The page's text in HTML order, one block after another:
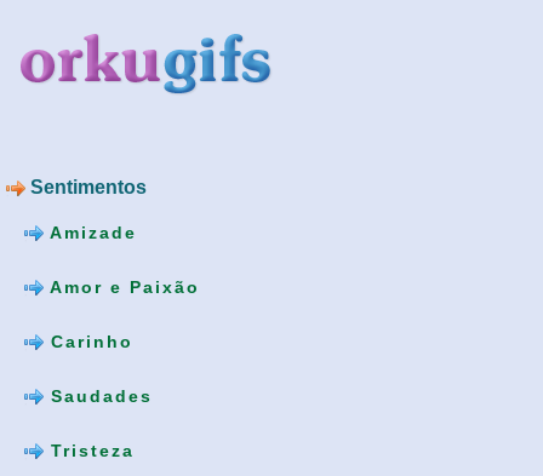
Sentimentos
Amizade
Amor e Paixão
Carinho
Saudades
Tristeza